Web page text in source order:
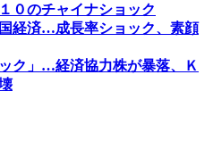
０のチャイナショック
経済…成長率ショック、素顔
ク」…経済協力株が暴落、Ｋ